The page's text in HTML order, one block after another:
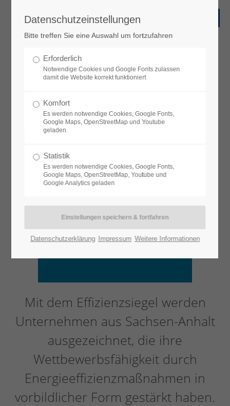
Auszeichnungen
Ehrungen und Preise
Energieeffizienz im Fokus
Mit dem Effizienzsiegel werden
Unternehmen aus Sachsen-Anhalt
ausgezeichnet, die ihre
Wettbewerbsfähigkeit durch
Energieeffizienzmaßnahmen in
vorbildlicher Form gestärkt haben.
Datenschutzeinstellungen
Bitte treffen Sie eine Auswahl um fortzufahren
Erforderlich
Notwendige Cookies und Google Fonts zulassen
damit die Website korrekt funktioniert
Komfort
Es werden notwendige Cookies, Google Fonts,
Google Maps, OpenStreetMap und Youtube
geladen
Statistik
Es werden notwendige Cookies, Google Fonts,
Google Maps, OpenStreetMap, Youtube und
Google Analytics geladen
Datenschutzerklärung Impressum Weitere Informationen